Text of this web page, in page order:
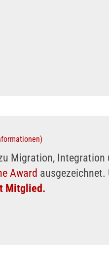
Migration, Integration
Award
Mitglied.